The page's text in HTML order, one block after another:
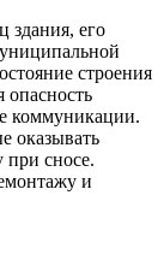
здания, его
строения
опасность
коммуникации.
оказывать
при сносе.
и